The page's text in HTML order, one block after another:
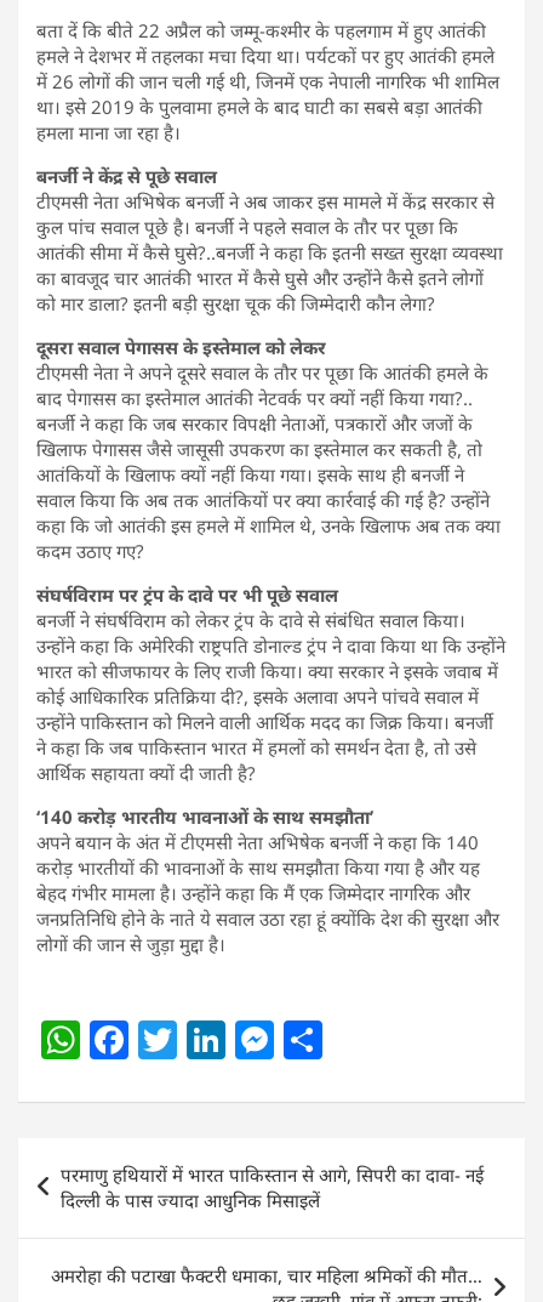
बता दें कि बीते 22 अप्रैल को जम्मू-कश्मीर के पहलगाम में हुए आतंकी
हमले ने देशभर में तहलका मचा दिया था। पर्यटकों पर हुए आतंकी हमले
में 26 लोगों की जान चली गई थी, जिनमें एक नेपाली नागरिक भी शामिल
था। इसे 2019 के पुलवामा हमले के बाद घाटी का सबसे बड़ा आतंकी
हमला माना जा रहा है।
बनर्जी ने केंद्र से पूछे सवाल
टीएमसी नेता अभिषेक बनर्जी ने अब जाकर इस मामले में केंद्र सरकार से
कुल पांच सवाल पूछे है। बनर्जी ने पहले सवाल के तौर पर पूछा कि
आतंकी सीमा में कैसे घुसे?..बनर्जी ने कहा कि इतनी सख्त सुरक्षा व्यवस्था
का बावजूद चार आतंकी भारत में कैसे घुसे और उन्होंने कैसे इतने लोगों
को मार डाला? इतनी बड़ी सुरक्षा चूक की जिम्मेदारी कौन लेगा?
दूसरा सवाल पेगासस के इस्तेमाल को लेकर
टीएमसी नेता ने अपने दूसरे सवाल के तौर पर पूछा कि आतंकी हमले के
बाद पेगासस का इस्तेमाल आतंकी नेटवर्क पर क्यों नहीं किया गया?..
बनर्जी ने कहा कि जब सरकार विपक्षी नेताओं, पत्रकारों और जजों के
खिलाफ पेगासस जैसे जासूसी उपकरण का इस्तेमाल कर सकती है, तो
आतंकियों के खिलाफ क्यों नहीं किया गया। इसके साथ ही बनर्जी ने
सवाल किया कि अब तक आतंकियों पर क्या कार्रवाई की गई है? उन्होंने
कहा कि जो आतंकी इस हमले में शामिल थे, उनके खिलाफ अब तक क्या
कदम उठाए गए?
संघर्षविराम पर ट्रंप के दावे पर भी पूछे सवाल
बनर्जी ने संघर्षविराम को लेकर ट्रंप के दावे से संबंधित सवाल किया।
उन्होंने कहा कि अमेरिकी राष्ट्रपति डोनाल्ड ट्रंप ने दावा किया था कि उन्होंने
भारत को सीजफायर के लिए राजी किया। क्या सरकार ने इसके जवाब में
कोई आधिकारिक प्रतिक्रिया दी?, इसके अलावा अपने पांचवे सवाल में
उन्होंने पाकिस्तान को मिलने वाली आर्थिक मदद का जिक्र किया। बनर्जी
ने कहा कि जब पाकिस्तान भारत में हमलों को समर्थन देता है, तो उसे
आर्थिक सहायता क्यों दी जाती है?
‘140 करोड़ भारतीय भावनाओं के साथ समझौता’
अपने बयान के अंत में टीएमसी नेता अभिषेक बनर्जी ने कहा कि 140
करोड़ भारतीयों की भावनाओं के साथ समझौता किया गया है और यह
बेहद गंभीर मामला है। उन्होंने कहा कि मैं एक जिम्मेदार नागरिक और
जनप्रतिनिधि होने के नाते ये सवाल उठा रहा हूं क्योंकि देश की सुरक्षा और
लोगों की जान से जुड़ा मुद्दा है।
W
at
s
A
p
p
F
c
e
b
o
o
T
itt
er
Li
k
e
dI
n
M
ss
e
n
g
er
ar
e
navigation
परमाणु हथियारों में भारत पाकिस्तान से आगे, सिपरी का दावा- नई
दिल्ली के पास ज्यादा आधुनिक मिसाइलें
अमरोहा की पटाखा फैक्टरी धमाका, चार महिला श्रमिकों की माैत…